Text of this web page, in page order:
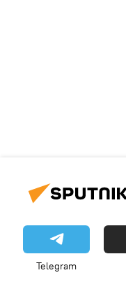
Telegram